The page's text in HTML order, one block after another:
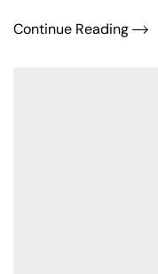
Continue Reading